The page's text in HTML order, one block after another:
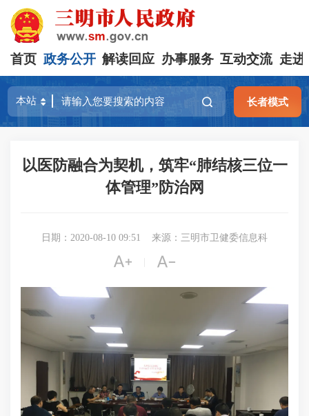
首页 政务公开 解读回应 办事服务 互动交流 走进
长者模式
以医防融合为契机，筑牢“肺结核三位一
体管理”防治网
日期：2020-08-10 09:51 来源：三明市卫健委信息科
 